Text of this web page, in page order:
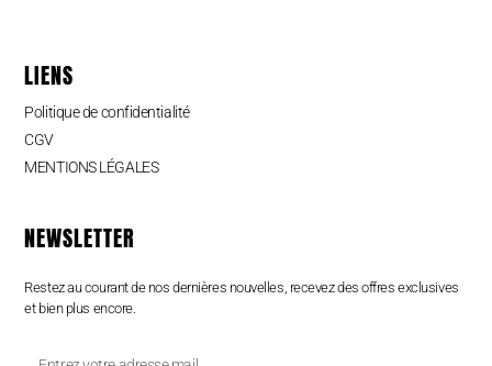
LIENS
Politique de confidentialité
CGV
MENTIONS LÉGALES
NEWSLETTER
Restez au courant de nos dernières nouvelles, recevez des offres exclusives
et bien plus encore.